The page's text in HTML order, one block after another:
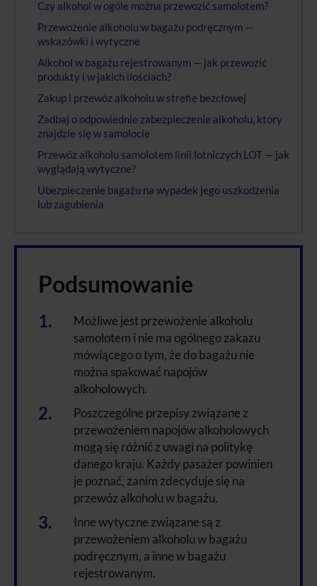
Podsumowanie
Możliwe jest przewożenie alkoholu
samolotem i nie ma ogólnego zakazu
mówiącego o tym, że do bagażu nie
można spakować napojów
alkoholowych.
Poszczególne przepisy związane z
przewożeniem napojów alkoholowych
mogą się różnić z uwagi na politykę
danego kraju. Każdy pasażer powinien
je poznać, zanim zdecyduje się na
przewóz alkoholu w bagażu.
Inne wytyczne związane są z
przewożeniem alkoholu w bagażu
podręcznym, a inne w bagażu
rejestrowanym.
Czy alkohol w ogóle można przewozić samolotem?
Przewożenie alkoholu w bagażu podręcznym —
wskazówki i wytyczne
Alkohol w bagażu rejestrowanym — jak przewozić
produkty i w jakich ilościach?
Zakup i przewóz alkoholu w strefie bezcłowej
Zadbaj o odpowiednie zabezpieczenie alkoholu, który
znajdzie się w samolocie
Przewóz alkoholu samolotem linii lotniczych LOT — jak
wyglądają wytyczne?
Ubezpieczenie bagażu na wypadek jego uszkodzenia
lub zagubienia